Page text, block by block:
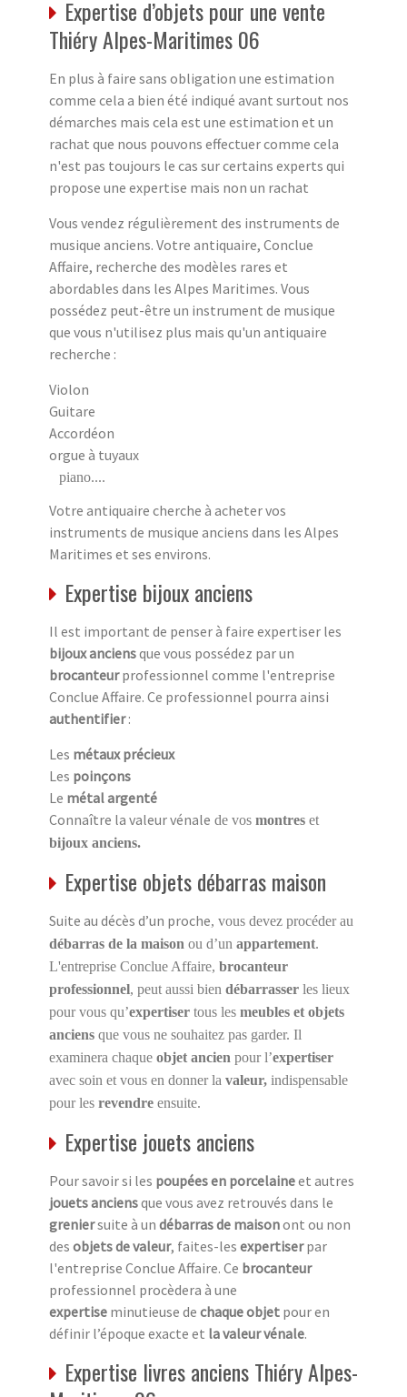
Expertise d’objets pour une vente
Thiéry Alpes-Maritimes 06
En plus à faire sans obligation une estimation
comme cela a bien été indiqué avant surtout nos
démarches mais cela est une estimation et un
rachat que nous pouvons effectuer comme cela
n'est pas toujours le cas sur certains experts qui
propose une expertise mais non un rachat
Vous vendez régulièrement des instruments de
musique anciens. Votre antiquaire, Conclue
Affaire, recherche des modèles rares et
abordables dans les Alpes Maritimes. Vous
possédez peut-être un instrument de musique
que vous n'utilisez plus mais qu'un antiquaire
recherche :
Violon
Guitare
Accordéon
orgue à tuyaux
piano....
Votre antiquaire cherche à acheter vos
instruments de musique anciens dans les Alpes
Maritimes et ses environs.
Expertise bijoux anciens
Il est important de penser à faire expertiser les
bijoux anciensque vous possédez par un
brocanteurprofessionnel comme l'entreprise
Conclue Affaire. Ce professionnel pourra ainsi
authentifier:
Les métaux précieux
Les poinçons
Le métal argenté
Connaître la valeur vénale de vos montres et
bijoux anciens.
Expertise objets débarras maison
Suite au décès d’un proche, vous devez procéder au
débarras de la maison ou d’un appartement.
L'entreprise Conclue Affaire, brocanteur
professionnel, peut aussi bien débarrasser les lieux
pour vous qu’expertiser tous les meubles et objets
anciens que vous ne souhaitez pas garder. Il
examinera chaque objet ancien pour l’expertiser
avec soin et vous en donner la valeur, indispensable
pour les revendre ensuite.
Expertise jouets anciens
Pour savoir si les poupées en porcelaineet autres
jouets anciensque vous avez retrouvés dans le
greniersuite à un débarras de maisonont ou non
des objets de valeur, faites-les expertiserpar
l'entreprise Conclue Affaire. Ce brocanteur
professionnel procèdera à une
expertise minutieuse de chaque objet pour en
définir l’époque exacte et la valeur vénale.
Expertise livres anciens Thiéry Alpes-